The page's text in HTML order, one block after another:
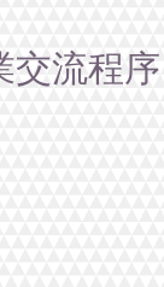
交流程序